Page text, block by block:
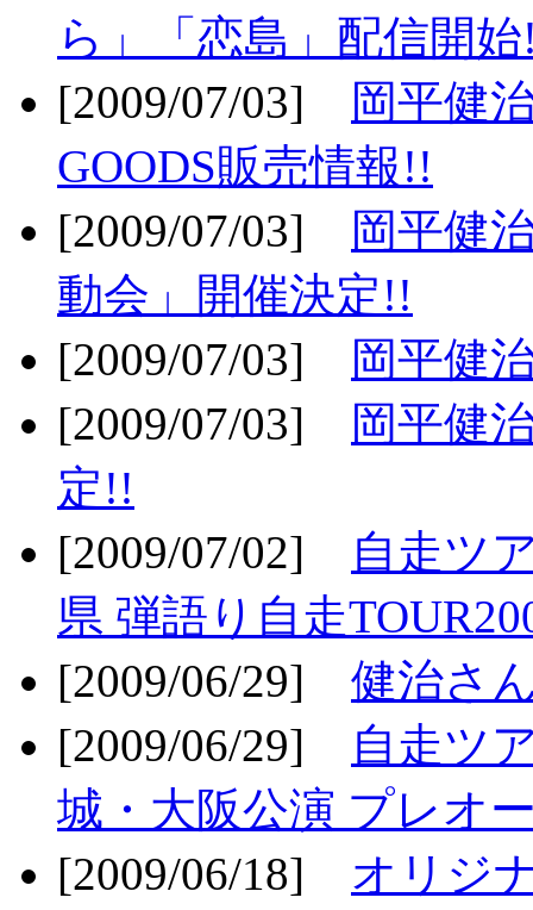
ら」「恋島」配信開
[2009/07/03]
岡平健
GOODS販売情報!!
[2009/07/03]
岡平健
動会」開催決定!!
[2009/07/03]
岡平健
[2009/07/03]
岡平健
定!!
[2009/07/02]
自走ツ
県 弾語り自走
[2009/06/29] 健治さ
[2009/06/29]
自走ツ
城・大阪公演 プレオ
[2009/06/18] オリジ